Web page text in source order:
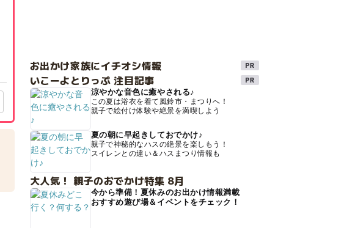
お出かけ家族にイチオシ情報
いこーよとりっぷ 注目記事
涼やかな音色に癒やされる♪
この夏は浴衣を着て風鈴市・まつりへ！
親子で絵付け体験や絶景を満喫しよう
夏の朝に早起きしておでかけ♪
親子で神秘的なハスの絶景を楽しもう！
スイレンとの違い＆ハスまつり情報も
大人気！ 親子のおでかけ特集 8月
今から準備！夏休みのお出かけ情報満載
おすすめ遊び場＆イベントをチェック！